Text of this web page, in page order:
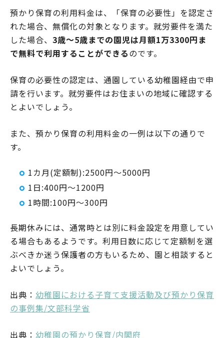
預かり保育の利用料金は、「保育の必要性」を認定さ
れた場合、無償化の対象となります。就労要件を満た
した場合、 3歳～5歳までの園児は月額1万3300円ま
で無料で利用することができるのです。
保育の必要性の認定は、通園している幼稚園経由で申
請を行います。就労要件はお住まいの地域に確認する
とよいでしょう。
また、預かり保育の利用料金の一例は以下の通りで
す。
1カ月(定額制):2500円～5000円
1日:400円～1200円
1時間:100円～300円
長期休みには、通常時とは別に料金設定を用意してい
る場合もあるようです。利用日数に応じて定額制を選
ぶべきか迷う保護者の方もいるため、園と相談すると
よいでしょう。
出典： 幼稚園における子育て支援活動及び預かり保育
の事例集/文部科学省
出典： 幼稚園の預かり保育/内閣府